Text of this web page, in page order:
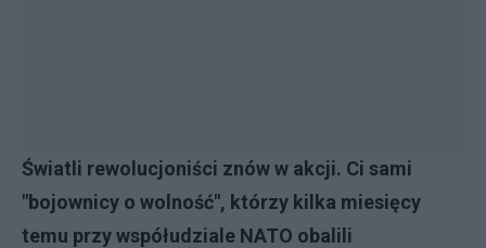
Światli rewolucjoniści znów w akcji. Ci sami
"bojownicy o wolność", którzy kilka miesięcy
temu przy współudziale NATO obalili